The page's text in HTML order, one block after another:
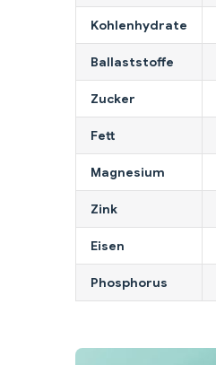
Kohlenhydrate
Ballaststoffe
Zucker
Fett
Magnesium
Zink
Eisen
Phosphorus